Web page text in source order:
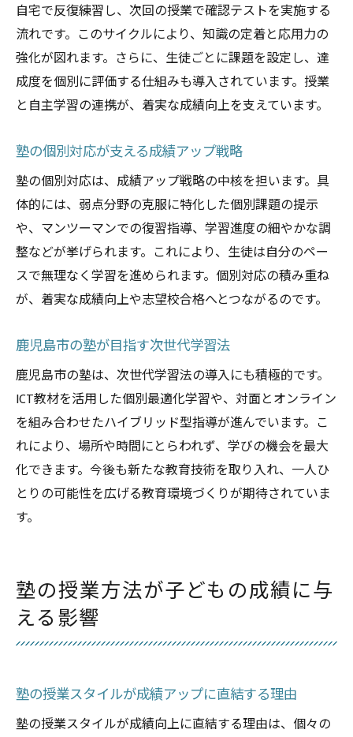
自宅で反復練習し、次回の授業で確認テストを実施する
流れです。このサイクルにより、知識の定着と応用力の
強化が図れます。さらに、生徒ごとに課題を設定し、達
成度を個別に評価する仕組みも導入されています。授業
と自主学習の連携が、着実な成績向上を支えています。
塾の個別対応が支える成績アップ戦略
塾の個別対応は、成績アップ戦略の中核を担います。具
体的には、弱点分野の克服に特化した個別課題の提示
や、マンツーマンでの復習指導、学習進度の細やかな調
整などが挙げられます。これにより、生徒は自分のペー
スで無理なく学習を進められます。個別対応の積み重ね
が、着実な成績向上や志望校合格へとつながるのです。
鹿児島市の塾が目指す次世代学習法
鹿児島市の塾は、次世代学習法の導入にも積極的です。
ICT教材を活用した個別最適化学習や、対面とオンライン
を組み合わせたハイブリッド型指導が進んでいます。こ
れにより、場所や時間にとらわれず、学びの機会を最大
化できます。今後も新たな教育技術を取り入れ、一人ひ
とりの可能性を広げる教育環境づくりが期待されていま
す。
塾の授業方法が子どもの成績に与
える影響
塾の授業スタイルが成績アップに直結する理由
塾の授業スタイルが成績向上に直結する理由は、個々の